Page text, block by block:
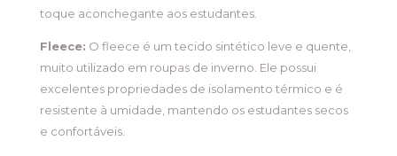
toque aconchegante aos estudantes.
Fleece: O fleece é um tecido sintético leve e quente,
muito utilizado em roupas de inverno. Ele possui
excelentes propriedades de isolamento térmico e é
resistente à umidade, mantendo os estudantes secos
e confortáveis.